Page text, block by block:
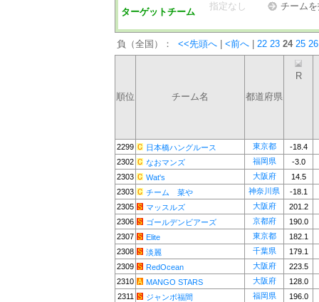
ターゲットチーム
指定なし チーム
負（全国）： <<先頭へ <前へ 22 23 24 25 26
順位 チーム名 都道府県
R
2299 日本橋ハングルース 東京都
-18.4
2302
なおマンズ 福岡県
-3.0
2303
Wat's 大阪府
14.5
2303
チーム 菜や 神奈川県
-18.1
2305
マッスルズ 大阪府
201.2
2306
ゴールデンビアーズ 京都府
190.0
2307
Elite 東京都
182.1
2308
淡麗 千葉県
179.1
2309
RedOcean 大阪府
223.5
2310
MANGO STARS 大阪府
128.0
2311
ジャンボ福間 福岡県
196.0